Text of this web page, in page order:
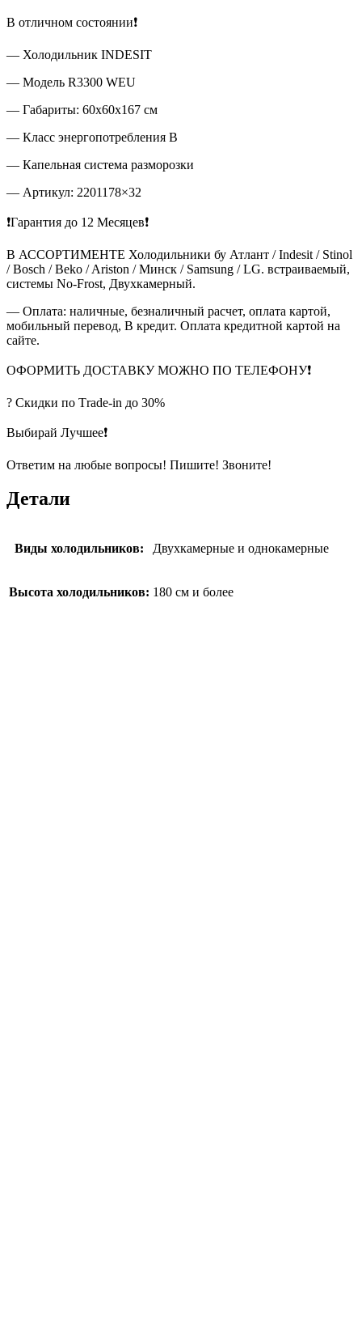
В отличном состоянии❗
— Холодильник INDESIT
— Модель R3300 WEU
— Габариты: 60x60x167 см
— Класс энергопотребления В
— Капельная система разморозки
— Артикул: 2201178×32
❗Гарантия до 12 Месяцев❗
В АССОРТИМЕНТЕ Холодильники бу Атлант / Indesit / Stinol
/ Bosch / Beko / Ariston / Минск / Samsung / LG. встраиваемый,
системы No-Frost, Двухкамерный.
— Оплата: наличные, безналичный расчет, оплата картой,
мобильный перевод, В кредит. Оплата кредитной картой на
сайте.
ОФОРМИТЬ ДОСТАВКУ МОЖНО ПО ТЕЛЕФОНУ❗
? Скидки по Тrade-in до 30%
Выбирай Лучшее❗
Ответим на любые вопросы! Пишите! Звоните!
Детали
Виды холодильников: Двухкамерные и однокамерные
Высота холодильников: 180 см и более